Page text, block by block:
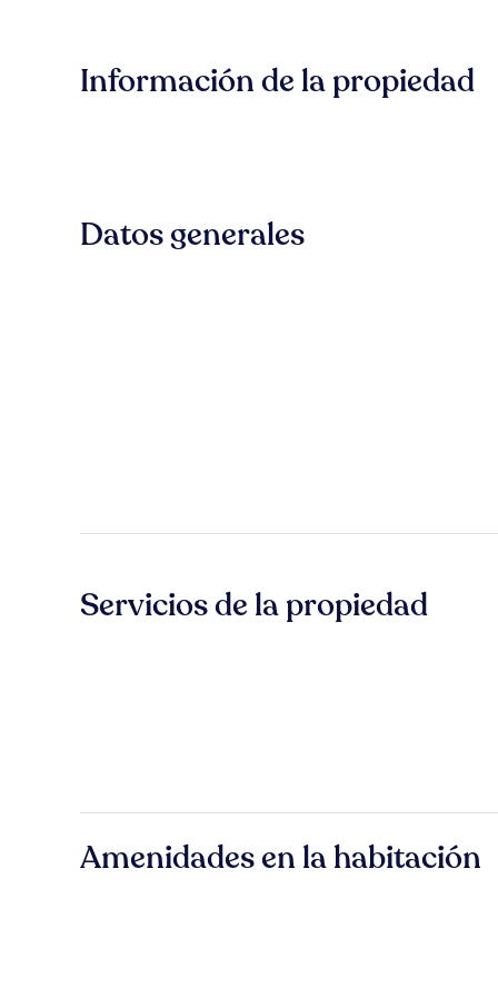
Información de la propiedad
Datos generales
Servicios de la propiedad
Amenidades en la habitación